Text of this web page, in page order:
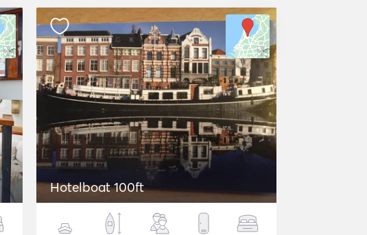
Hotelboat 100ft